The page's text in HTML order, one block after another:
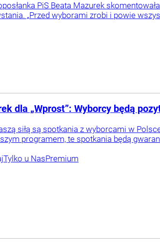
PiS Beata Mazurek
„Przed wyborami zrobi i powie
dla „Wprost”: Wyborcy będą
siłą są spotkania z wyborcami w
programem, te spotkania będą
Tylko u NasPremium